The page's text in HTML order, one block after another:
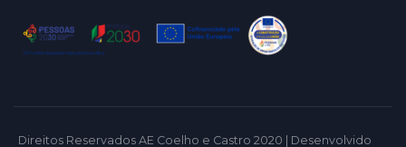
Direitos Reservados AE Coelho e Castro 2020 | Desenvolvido